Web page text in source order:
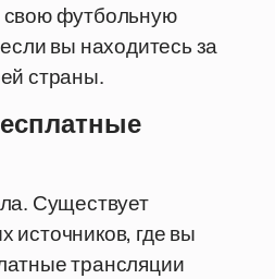
футбольную
вы находитесь за
страны.
Существует
источников, где вы
трансляции